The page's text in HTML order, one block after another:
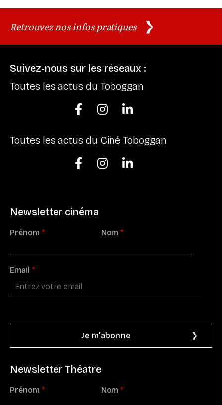
Retrouvez nos infos pratiques
Suivez-nous sur les réseaux :
Toutes les actus du Toboggan

 
Toutes les actus du Ciné Toboggan

 
Newsletter cinéma
Prénom * Nom *
Email *
Newsletter Théatre
Prénom * Nom *